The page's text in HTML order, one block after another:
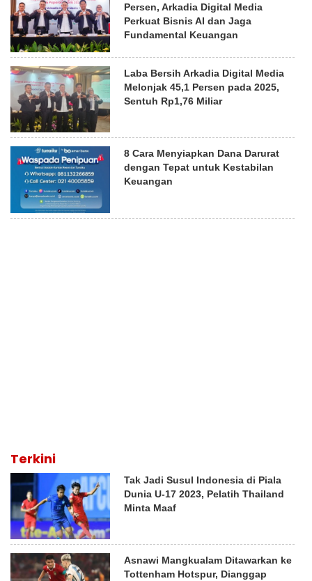
Persen, Arkadia Digital Media
Perkuat Bisnis AI dan Jaga
Fundamental Keuangan
Laba Bersih Arkadia Digital Media
Melonjak 45,1 Persen pada 2025,
Sentuh Rp1,76 Miliar
8 Cara Menyiapkan Dana Darurat
dengan Tepat untuk Kestabilan
Keuangan
Terkini
Tak Jadi Susul Indonesia di Piala
Dunia U-17 2023, Pelatih Thailand
Minta Maaf
Asnawi Mangkualam Ditawarkan ke
Tottenham Hotspur, Dianggap